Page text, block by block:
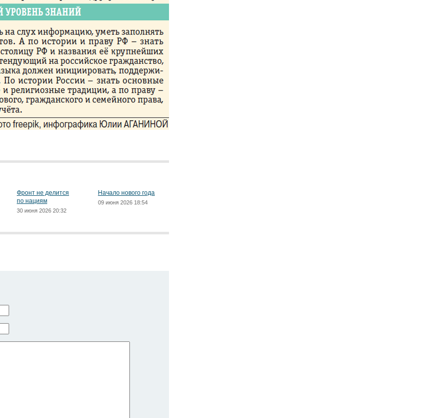
Фронт не делится
по нациям
30 июня 2026 20:32
Начало нового года
09 июня 2026 18:54